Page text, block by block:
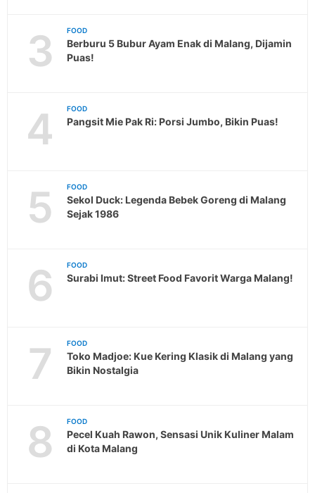
3 FOOD
Berburu 5 Bubur Ayam Enak di Malang, Dijamin
Puas!
4 FOOD
Pangsit Mie Pak Ri: Porsi Jumbo, Bikin Puas!
5 FOOD
Sekol Duck: Legenda Bebek Goreng di Malang
Sejak 1986
6 FOOD
Surabi Imut: Street Food Favorit Warga Malang!
7 FOOD
Toko Madjoe: Kue Kering Klasik di Malang yang
Bikin Nostalgia
8 FOOD
Pecel Kuah Rawon, Sensasi Unik Kuliner Malam
di Kota Malang